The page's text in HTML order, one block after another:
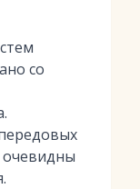
со
очевидны